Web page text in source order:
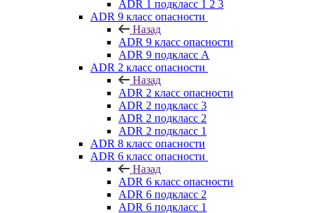
ADR 1 подкласс 1 2 3
ADR 9 класс опасности
Назад
ADR 9 класс опасности
ADR 9 подкласс A
ADR 2 класс опасности
Назад
ADR 2 класс опасности
ADR 2 подкласс 3
ADR 2 подкласс 2
ADR 2 подкласс 1
ADR 8 класс опасности
ADR 6 класс опасности
Назад
ADR 6 класс опасности
ADR 6 подкласс 2
ADR 6 подкласс 1